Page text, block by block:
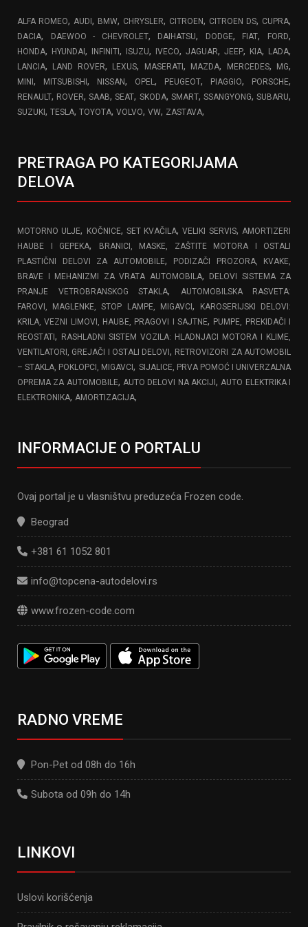
ALFA ROMEO, AUDI, BMW, CHRYSLER, CITROEN, CITROEN DS, CUPRA,
DACIA, DAEWOO - CHEVROLET, DAIHATSU, DODGE, FIAT, FORD,
HONDA, HYUNDAI, INFINITI, ISUZU, IVECO, JAGUAR, JEEP, KIA, LADA,
LANCIA, LAND ROVER, LEXUS, MASERATI, MAZDA, MERCEDES, MG,
MINI, MITSUBISHI, NISSAN, OPEL , PEUGEOT, PIAGGIO, PORSCHE,
RENAULT, ROVER,SAAB,SEAT, SKODA, SMART, SSANGYONG,SUBARU,
SUZUKI, TESLA, TOYOTA, VOLVO, VW, ZASTAVA,
PRETRAGA PO KATEGORIJAMA
DELOVA
MOTORNO ULJE, KOČNICE, SET KVAČILA,VELIKI SERVIS, AMORTIZERI
HAUBE I GEPEKA,
BRANICI, MASKE, ZAŠTITE MOTORA I OSTALI
PLASTIČNI DELOVI ZA AUTOMOBILE,
PODIZAČI PROZORA, KVAKE,
BRAVE I MEHANIZMI ZA VRATA AUTOMOBILA,
DELOVI SISTEMA ZA
PRANJE VETROBRANSKOG STAKLA,
AUTOMOBILSKA RASVETA:
FAROVI, MAGLENKE, STOP LAMPE, MIGAVCI,
KAROSERIJSKI DELOVI:
KRILA, VEZNI LIMOVI, HAUBE, PRAGOVI I SAJTNE, PUMPE, PREKIDAČI I
REOSTATI, RASHLADNI SISTEM VOZILA: HLADNJACI MOTORA I KLIME,
VENTILATORI, GREJAČI I OSTALI DELOVI, RETROVIZORI ZA AUTOMOBIL
– STAKLA, POKLOPCI, MIGAVCI, SIJALICE, PRVA POMOĆ I UNIVERZALNA
OPREMA ZA AUTOMOBILE, AUTO DELOVI NA AKCIJI, AUTO ELEKTRIKA I
ELEKTRONIKA, AMORTIZACIJA,
INFORMACIJE O PORTALU
Ovaj portal je u vlasništvu preduzeća Frozen code.
Beograd
+381 61 1052 801
info@topcena-autodelovi.rs
www.frozen-code.com
RADNO VREME
Pon-Pet od 08h do 16h
Subota od 09h do 14h
LINKOVI
Uslovi korišćenja